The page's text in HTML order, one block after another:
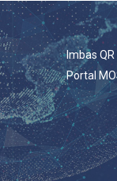
Imbas
Portal